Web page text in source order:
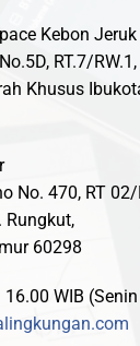
Kebon Jeruk
RT.7/
Khusus
No. 470, RT
Rungkut,
60298
WIB